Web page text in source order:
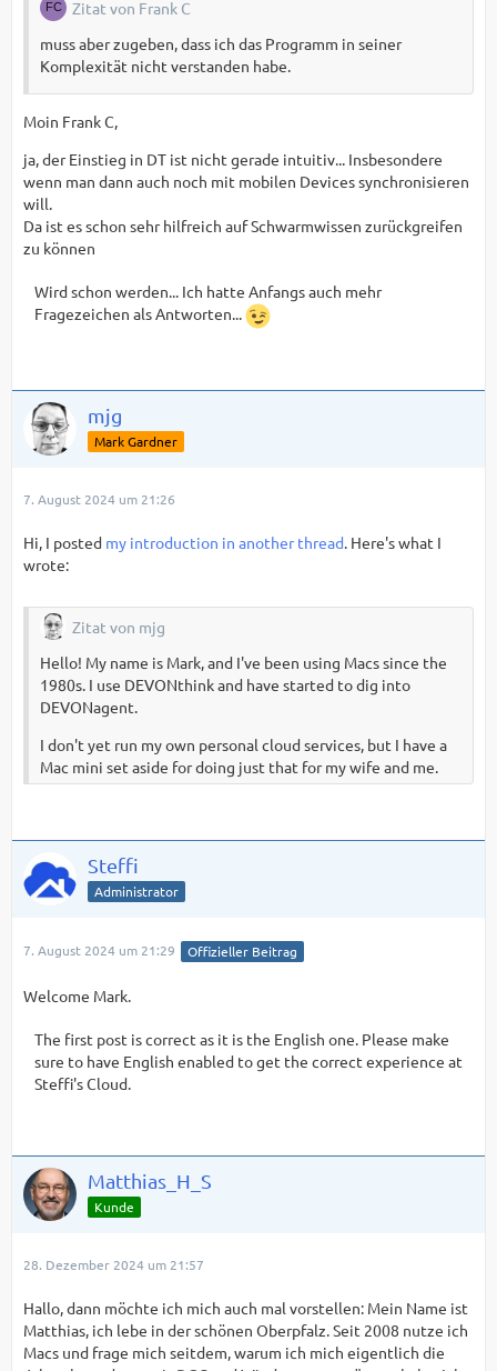
Zitat von Frank C
muss aber zugeben, dass ich das Programm in seiner
Komplexität nicht verstanden habe.
Moin Frank C,
ja, der Einstieg in DT ist nicht gerade intuitiv... Insbesondere
wenn man dann auch noch mit mobilen Devices synchronisieren
will.
Da ist es schon sehr hilfreich auf Schwarmwissen zurückgreifen
zu können
Wird schon werden... Ich hatte Anfangs auch mehr
Fragezeichen als Antworten...
mjg
Mark Gardner
7. August 2024 um 21:26
Hi, I posted my introduction in another thread. Here's what I
wrote:
Zitat von mjg
Hello! My name is Mark, and I've been using Macs since the
1980s. I use DEVONthink and have started to dig into
DEVONagent.
I don't yet run my own personal cloud services, but I have a
Mac mini set aside for doing just that for my wife and me.
Steffi
Administrator
7. August 2024 um 21:29 Offizieller Beitrag
Welcome Mark.
The first post is correct as it is the English one. Please make
sure to have English enabled to get the correct experience at
Steffi's Cloud.
Matthias_H_S
Kunde
28. Dezember 2024 um 21:57
Hallo, dann möchte ich mich auch mal vorstellen: Mein Name ist
Matthias, ich lebe in der schönen Oberpfalz. Seit 2008 nutze ich
Macs und frage mich seitdem, warum ich mich eigentlich die